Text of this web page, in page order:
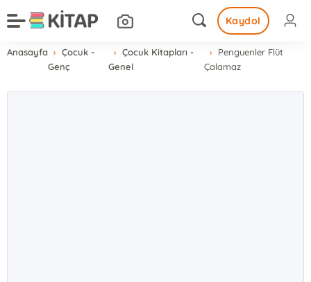
Kaydol
Anasayfa
Çocuk -
Genç
Çocuk Kitapları -
Genel
Penguenler Flüt
Çalamaz